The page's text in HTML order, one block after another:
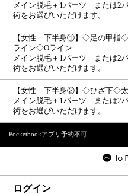
メイン脱毛＋1パーツ または2
術をお選びいただけます。
【女性 下半身①】◇足の甲指
ライン◇Oライン
メイン脱毛＋1パーツ または2
術をお選びいただけます。
【女性 下半身②】◇ひざ下◇太
メイン脱毛＋1パーツ または2
術をお選びいただけます。
Pocketbookアプリ予約不可
ログイン